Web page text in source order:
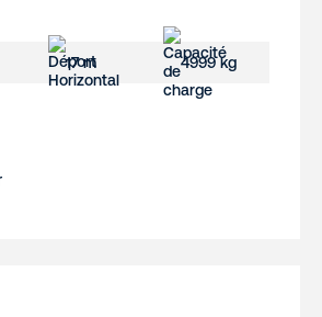
17 m 4999 kg